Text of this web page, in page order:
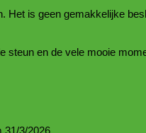
Het is geen gemakkelijke
en de vele mooie
31/3/2026